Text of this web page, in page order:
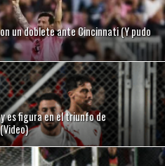
un doblete ante Cincinnati (Y pudo
es figura en el triunfo de